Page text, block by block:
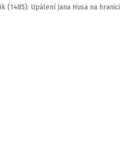
Upálení Jana Husa na hranici